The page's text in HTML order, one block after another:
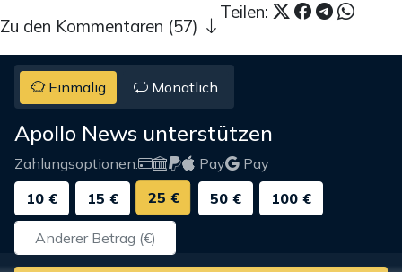
Teilen:
Zu den Kommentaren (57)
Einmalig Monatlich
Apollo News unterstützen
Zahlungsoptionen: Pay
Pay
10 €
15 € 25 € 50 € 100 €